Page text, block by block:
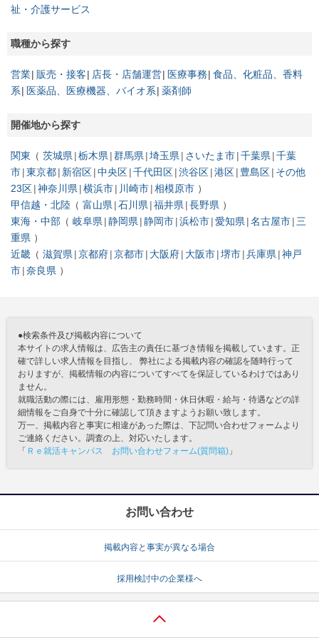
祉・介護サービス
職種から探す
営業 販売・接客 店長・店舗運営 医療事務 食品、化粧品、香料
系
医薬品、医療機器、バイオ系 薬剤師
開催地から探す
関東 茨城県 栃木県 群馬県 埼玉県 さいたま市 千葉県 千葉
市 東京都 新宿区 中央区 千代田区 渋谷区 港区 豊島区 その他
23区 神奈川県 横浜市 川崎市 相模原市
甲信越・北陸
富山県 石川県 福井県 長野県
東海・中部
岐阜県 静岡県 静岡市 浜松市 愛知県 名古屋市 三
重県
近畿
滋賀県 京都府 京都市 大阪府 大阪市 堺市 兵庫県 神戸
市 奈良県
●検索条件及び掲載内容について
本サイトの求人情報は、広告主の責任に基づき情報を掲載しています。正
確で詳しい求人情報を目指し、 弊社による掲載内容の確認を随時行って
おりますが、掲載情報の内容についてすべてを保証しているわけではあり
ません。
就職活動の際には、雇用形態・勤務時間・休日休暇・給与・待遇などの詳
細情報をご自身で十分に確認して頂きますようお願い致します。
万一、掲載内容と事実に相違があった際は、下記問い合わせフォームより
ご連絡ください。調査の上、対応いたします。
「 Ｒｅ就活キャンパス お問い合わせフォーム(質問箱) 」
お問い合わせ
掲載内容と事実が異なる場合
採用検討中の企業様へ